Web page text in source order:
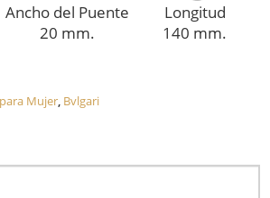
Ancho del Puente
20 mm.
Longitud
140 mm.
Mujer, Bvlgari